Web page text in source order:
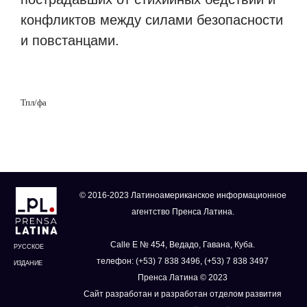
конфликтов между силами безопасности
и повстанцами.
Тпл/фа
РУССКОЕ
ИЗДАНИЕ
© 2016-2023 Латиноамериканское информационное
агентство Пренса Латина.
Calle E № 454, Ведадо, Гавана, Куба.
телефон: (+53) 7 838 3496, (+53) 7 838 3497
Пренса Латина © 2023
Сайт разработан и разработан отделом развития